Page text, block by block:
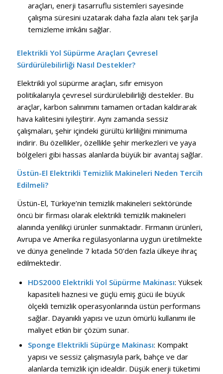
araçları, enerji tasarruflu sistemleri sayesinde
çalışma süresini uzatarak daha fazla alanı tek şarjla
temizleme imkânı sağlar.
Elektrikli Yol Süpürme Araçları Çevresel
Sürdürülebilirliği Nasıl Destekler?
Elektrikli yol süpürme araçları, sıfır emisyon
politikalarıyla çevresel sürdürülebilirliği destekler. Bu
araçlar, karbon salınımını tamamen ortadan kaldırarak
hava kalitesini iyileştirir. Aynı zamanda sessiz
çalışmaları, şehir içindeki gürültü kirliliğini minimuma
indirir. Bu özellikler, özellikle şehir merkezleri ve yaya
bölgeleri gibi hassas alanlarda büyük bir avantaj sağlar.
Üstün-El Elektrikli Temizlik Makineleri Neden Tercih
Edilmeli?
Üstün-El, Türkiye’nin temizlik makineleri sektöründe
öncü bir firması olarak elektrikli temizlik makineleri
alanında yenilikçi ürünler sunmaktadır. Firmanın ürünleri,
Avrupa ve Amerika regülasyonlarına uygun üretilmekte
ve dünya genelinde 7 kıtada 50’den fazla ülkeye ihraç
edilmektedir.
HDS2000 Elektrikli Yol Süpürme Makinası: Yüksek
kapasiteli haznesi ve güçlü emiş gücü ile büyük
ölçekli temizlik operasyonlarında üstün performans
sağlar. Dayanıklı yapısı ve uzun ömürlü kullanımı ile
maliyet etkin bir çözüm sunar.
Sponge Elektrikli Süpürge Makinası: Kompakt
yapısı ve sessiz çalışmasıyla park, bahçe ve dar
alanlarda temizlik için idealdir. Düşük enerji tüketimi